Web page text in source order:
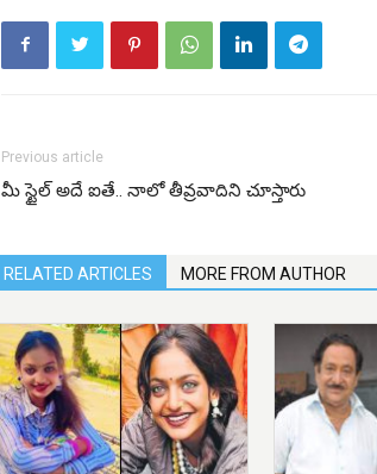
Previous article
మీ స్టైల్ అదే ఐతే.. నాలో తీవ్రవాదిని చూస్తారు
RELATED ARTICLES MORE FROM AUTHOR